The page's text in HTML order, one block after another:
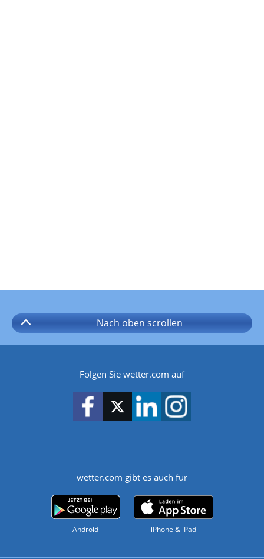
Nach oben scrollen
Folgen Sie wetter.com auf
wetter.com gibt es auch für
Android iPhone & iPad